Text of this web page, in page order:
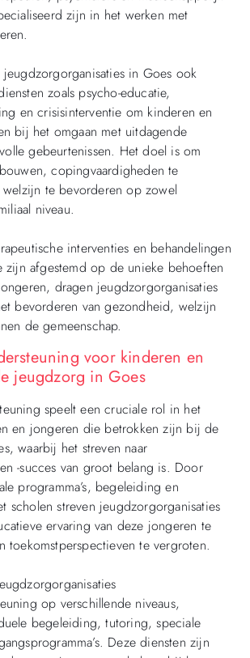
zijn in het werken met
jeugdzorgorganisaties in Goes ook
zoals psycho-educatie,
en crisisinterventie om kinderen en
bij het omgaan met uitdagende
gebeurtenissen. Het doel is om
copingvaardigheden te
welzijn te bevorderen op zowel
niveau.
interventies en behandelingen
zijn afgestemd op de unieke behoeften
dragen jeugdzorgorganisaties
bevorderen van gezondheid, welzijn
de gemeenschap.
voor kinderen en
jeugdzorg in Goes
speelt een cruciale rol in het
en jongeren die betrokken zijn bij de
waarbij het streven naar
-succes van groot belang is. Door
programma’s, begeleiding en
scholen streven jeugdzorgorganisaties
ervaring van deze jongeren te
toekomstperspectieven te vergroten.
op verschillende niveaus,
begeleiding, tutoring, speciale
Deze diensten zijn